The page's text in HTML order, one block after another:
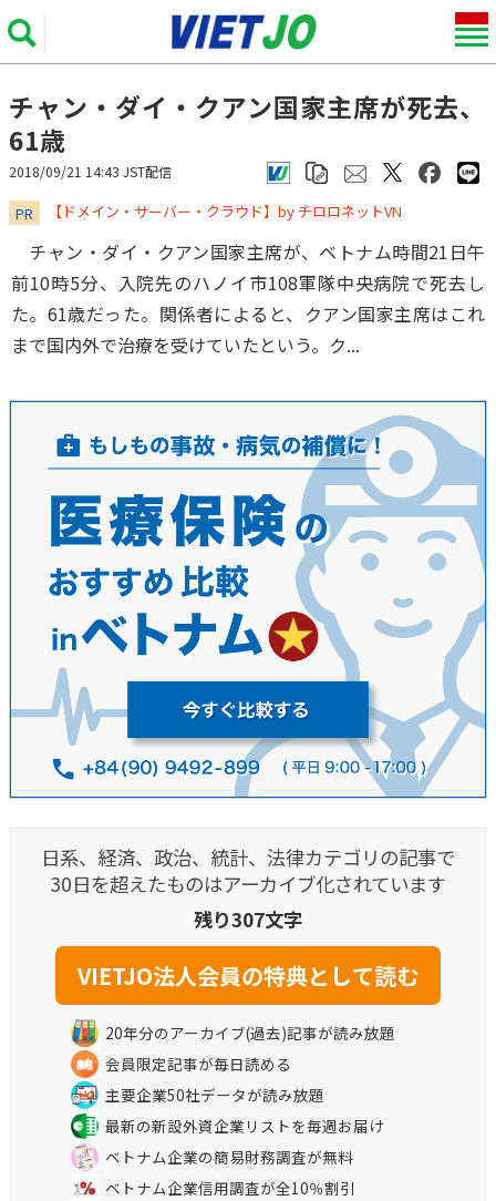
チャン・ダイ・クアン国家主席が死去、
61歳
2018/09/21 14:43 JST配信
PR ​​​​​​​【ドメイン・サーバー・クラウド】by チロロネットVN
チャン・ダイ・クアン国家主席が、ベトナム時間21日午
前10時5分、入院先のハノイ市108軍隊中央病院で死去し
た。61歳だった。関係者によると、クアン国家主席はこれ
まで国内外で治療を受けていたという。ク...
日系、経済、政治、統計、法律カテゴリの記事で
30日を超えたものはアーカイブ化されています
残り307文字
20年分のアーカイブ(過去)記事が読み放題
会員限定記事が毎日読める
主要企業50社データが読み放題
最新の新設外資企業リストを毎週お届け
ベトナム企業の簡易財務調査が無料
ベトナム企業信用調査が全10％割引